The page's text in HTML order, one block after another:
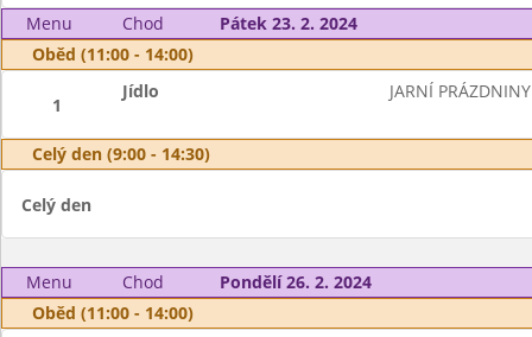
Menu Chod
Pátek 23. 2. 2024
Oběd (11:00 - 14:00)
1
Jídlo JARNÍ PRÁZDNINY
Celý den (9:00 - 14:30)
Celý den
Menu Chod
Pondělí 26. 2. 2024
Oběd (11:00 - 14:00)